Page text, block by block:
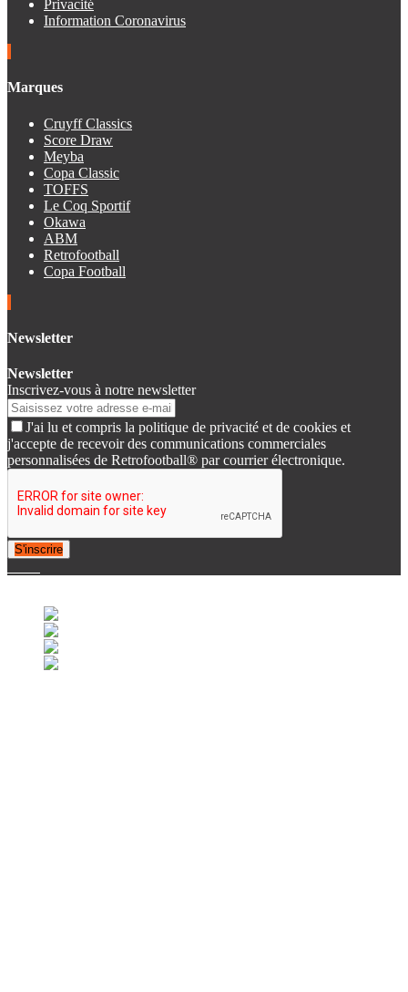
Privacité
Information Coronavirus
Marques
Cruyff Classics
Score Draw
Meyba
Copa Classic
TOFFS
Le Coq Sportif
Okawa
ABM
Retrofootball
Copa Football
Newsletter
Newsletter
Inscrivez-vous à notre newsletter
J'ai lu et compris la politique de privacité et de cookies et
j'accepte de recevoir des communications commerciales
personnalisées de Retrofootball® par courrier électronique.
S'inscrire